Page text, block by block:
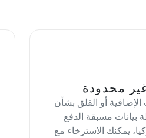
محدودة
أو القلق بشأن
بيانات مسبقة الدفع
يمكنك الاسترخاء مع